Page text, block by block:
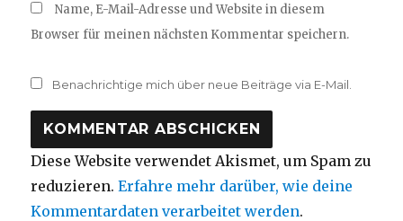
Name, E-Mail-Adresse und Website in diesem
Browser für meinen nächsten Kommentar speichern.
Benachrichtige mich über neue Beiträge via E-Mail.
Diese Website verwendet Akismet, um Spam zu
reduzieren.Erfahre mehr darüber, wie deine
Kommentardaten verarbeitet werden.